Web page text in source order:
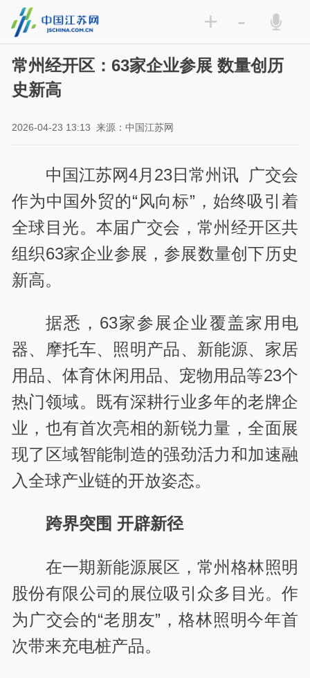
+ -
常州经开区：63家企业参展 数量创历
史新高
2026-04-23 13:13 来源：中国江苏网
中国江苏网4月23日常州讯 广交会
作为中国外贸的“风向标”，始终吸引着
全球目光。本届广交会，常州经开区共
组织63家企业参展，参展数量创下历史
新高。
据悉，63家参展企业覆盖家用电
器、摩托车、照明产品、新能源、家居
用品、体育休闲用品、宠物用品等23个
热门领域。既有深耕行业多年的老牌企
业，也有首次亮相的新锐力量，全面展
现了区域智能制造的强劲活力和加速融
入全球产业链的开放姿态。
跨界突围 开辟新径
在一期新能源展区，常州格林照明
股份有限公司的展位吸引众多目光。作
为广交会的“老朋友”，格林照明今年首
次带来充电桩产品。